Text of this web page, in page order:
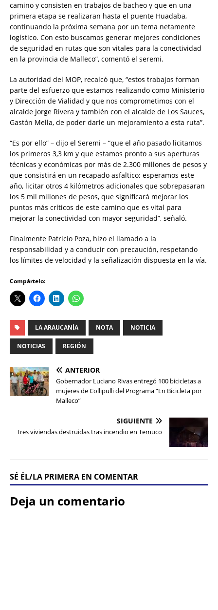
camino y consisten en trabajos de bacheo y que en una
primera etapa se realizaran hasta el puente Huadaba,
continuando la próxima semana por un tema netamente
logístico. Con esto buscamos generar mejores condiciones
de seguridad en rutas que son vitales para la conectividad
en la provincia de Malleco”, comentó el seremi.
La autoridad del MOP, recalcó que, “estos trabajos forman
parte del esfuerzo que estamos realizando como Ministerio
y Dirección de Vialidad y que nos comprometimos con el
alcalde Jorge Rivera y también con el alcalde de Los Sauces,
Gastón Mella, de poder darle un mejoramiento a esta ruta”.
“Es por ello” – dijo el Seremi – “que el año pasado licitamos
los primeros 3,3 km y que estamos pronto a sus aperturas
técnicas y económicas por más de 2.300 millones de pesos y
que consistirá en un recapado asfaltico; esperamos este
año, licitar otros 4 kilómetros adicionales que sobrepasaran
los 5 mil millones de pesos, que significará mejorar los
puntos más críticos de este camino que es vital para
mejorar la conectividad con mayor seguridad”, señaló.
Finalmente Patricio Poza, hizo el llamado a la
responsabilidad y a conducir con precaución, respetando
los límites de velocidad y la señalización dispuesta en la vía.
Compártelo:
LA ARAUCANÍA NOTA NOTICIA
NOTICIAS REGIÓN
ANTERIOR
Gobernador Luciano Rivas entregó 100 bicicletas a
mujeres de Collipulli del Programa “En Bicicleta por
Malleco”
SIGUIENTE
Tres viviendas destruidas tras incendio en Temuco
SÉ ÉL/LA PRIMERA EN COMENTAR
Deja un comentario